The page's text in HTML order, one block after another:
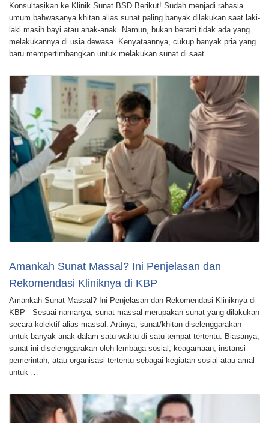
Konsultasikan ke Klinik Sunat BSD Berikut! Sudah menjadi rahasia
umum bahwasanya khitan alias sunat paling banyak dilakukan saat laki-
laki masih bayi atau anak-anak. Namun, bukan berarti tidak ada yang
melakukannya di usia dewasa. Kenyataannya, cukup banyak pria yang
baru mempertimbangkan untuk melakukan sunat di saat …
Amankah Sunat Massal? Ini Penjelasan dan
Rekomendasi Kliniknya di KBP
Amankah Sunat Massal? Ini Penjelasan dan Rekomendasi Kliniknya di
KBP Sesuai namanya, sunat massal merupakan sunat yang dilakukan
secara kolektif alias massal. Artinya, sunat/khitan diselenggarakan
untuk banyak anak dalam satu waktu di satu tempat tertentu. Biasanya,
sunat ini diselenggarakan oleh lembaga sosial, keagamaan, instansi
pemerintah, atau organisasi tertentu sebagai kegiatan sosial atau amal
untuk …